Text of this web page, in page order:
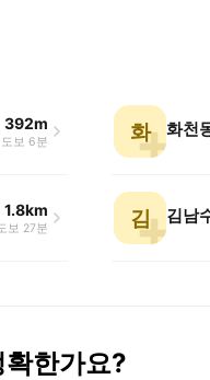
392m
도보 6분 화 화천
1.8km
보 27분 김
한가요?